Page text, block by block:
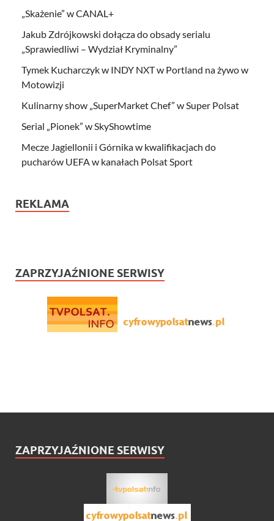
„Skażenie” w CANAL+
Jakub Zdrójkowski dołącza do obsady serialu
„Sprawiedliwi – Wydział Kryminalny”
Tymek Kucharczyk w INDY NXT w Portland na żywo w
Motowizji
Kulinarny show „SuperMarket Chef” w Super Polsat
Serial „Pionek” w SkyShowtime
Mecze Jagiellonii i Górnika w kwalifikacjach do
pucharów UEFA w kanałach Polsat Sport
REKLAMA
ZAPRZYJAŹNIONE SERWISY
ZAPRZYJAŹNIONE SERWISY